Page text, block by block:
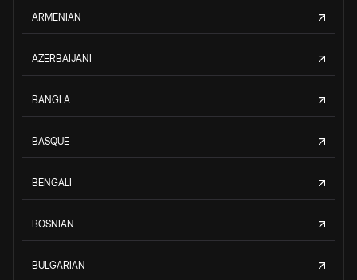
ARMENIAN
AZERBAIJANI
BANGLA
BASQUE
BENGALI
BOSNIAN
BULGARIAN